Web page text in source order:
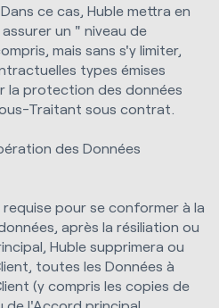
ce cas, Huble mettra en
un " niveau de
mais sans s'y limiter,
types émises
la protection des données
Traitant sous contrat.
des Données
requise pour se conformer à la
après la résiliation ou
Huble supprimera ou
toutes les Données à
(y compris les copies de